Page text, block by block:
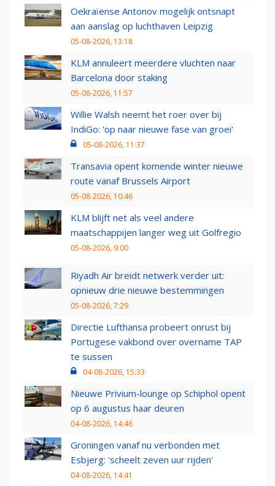
Oekraïense Antonov mogelijk ontsnapt
aan aanslag op luchthaven Leipzig
05-08-2026, 13:18
KLM annuleert meerdere vluchten naar
Barcelona door staking
05-08-2026, 11:57
Willie Walsh neemt het roer over bij
IndiGo: 'op naar nieuwe fase van groei'
05-08-2026, 11:37
Transavia opent komende winter nieuwe
route vanaf Brussels Airport
05-08-2026, 10:46
KLM blijft net als veel andere
maatschappijen langer weg uit Golfregio
05-08-2026, 9:00
Riyadh Air breidt netwerk verder uit:
opnieuw drie nieuwe bestemmingen
05-08-2026, 7:29
Directie Lufthansa probeert onrust bij
Portugese vakbond over overname TAP
te sussen
04-08-2026, 15:33
Nieuwe Privium-lounge op Schiphol opent
op 6 augustus haar deuren
04-08-2026, 14:46
Groningen vanaf nu verbonden met
Esbjerg: 'scheelt zeven uur rijden'
04-08-2026, 14:41